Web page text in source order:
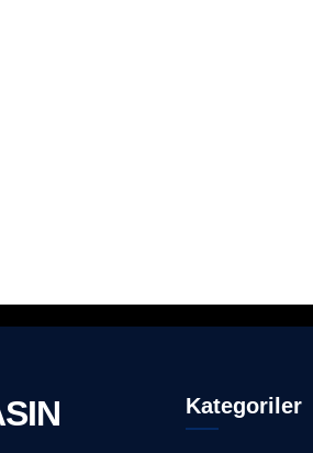
Kategoriler